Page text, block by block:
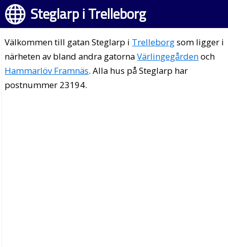
Steglarp i Trelleborg
Välkommen till gatan Steglarp i Trelleborgsom ligger i
närheten av bland andra gatornaVärlingegårdenoch
Hammarlöv Framnäs. Alla hus på Steglarp har
postnummer 23194.